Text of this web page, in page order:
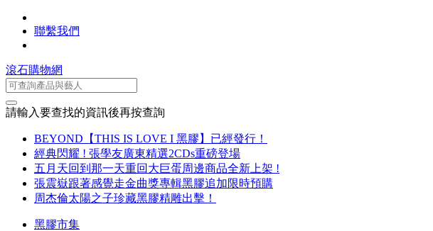
聯繫我們
滾石購物網
請輸入要查找的資訊後再按查詢
BEYOND【THIS IS LOVE I 黑膠】已經發行！
經典閃耀 ! 張學友廣東精選2CDs重磅登場
五月天回到那一天重回大巨蛋周邊商品全新上架 !
張震嶽跟著感覺走金曲獎專輯黑膠追加限時預購
周杰倫太陽之子珍藏黑膠精雕出擊！
黑膠市集